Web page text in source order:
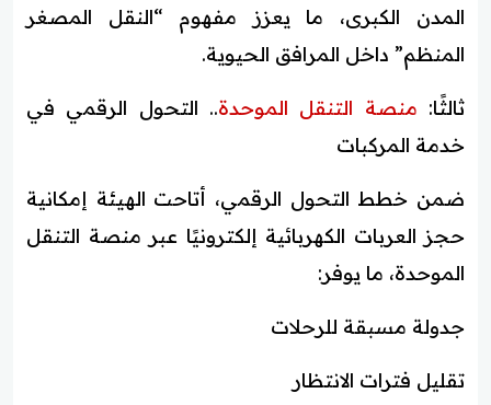
المدن الكبرى، ما يعزز مفهوم “النقل المصغر
المنظم” داخل المرافق الحيوية.
ثالثًا: منصة التنقل الموحدة.. التحول الرقمي في
خدمة المركبات
ضمن خطط التحول الرقمي، أتاحت الهيئة إمكانية
حجز العربات الكهربائية إلكترونيًا عبر منصة التنقل
الموحدة، ما يوفر:
جدولة مسبقة للرحلات
تقليل فترات الانتظار